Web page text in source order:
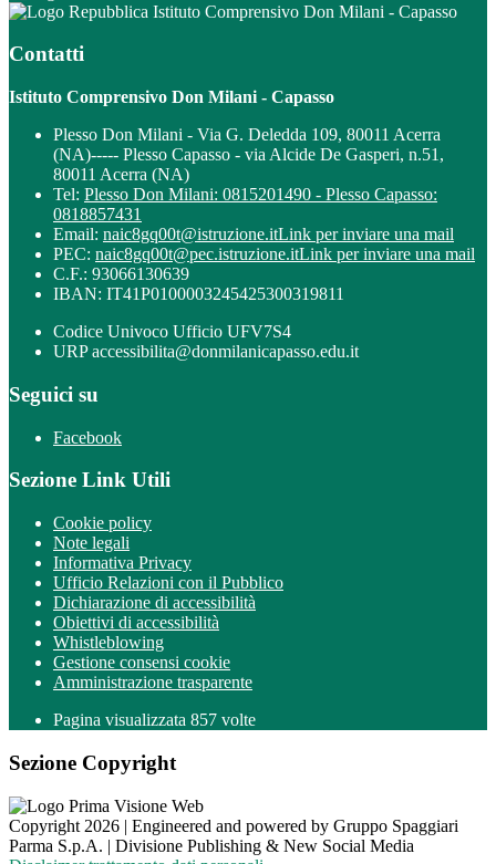
Istituto Comprensivo Don Milani - Capasso
Contatti
Istituto Comprensivo Don Milani - Capasso
Plesso Don Milani - Via G. Deledda 109, 80011 Acerra
(NA)----- Plesso Capasso - via Alcide De Gasperi, n.51,
80011 Acerra (NA)
Tel: Plesso Don Milani: 0815201490 - Plesso Capasso:
0818857431
Email: naic8gq00t@istruzione.itLink per inviare una mail
PEC: naic8gq00t@pec.istruzione.itLink per inviare una mail
C.F.: 93066130639
IBAN: IT41P0100003245425300319811
Codice Univoco Ufficio UFV7S4
URP accessibilita@donmilanicapasso.edu.it
Seguici su
Facebook
Sezione Link Utili
Cookie policy
Note legali
Informativa Privacy
Ufficio Relazioni con il Pubblico
Dichiarazione di accessibilità
Obiettivi di accessibilità
Whistleblowing
Gestione consensi cookie
Amministrazione trasparente
Pagina visualizzata 857 volte
Sezione Copyright
Copyright 2026 | Engineered and powered by Gruppo Spaggiari
Parma S.p.A. | Divisione Publishing & New Social Media